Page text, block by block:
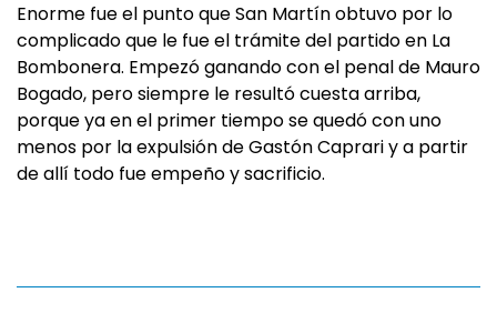
Enorme fue el punto que San Martín obtuvo por lo
complicado que le fue el trámite del partido en La
Bombonera. Empezó ganando con el penal de Mauro
Bogado, pero siempre le resultó cuesta arriba,
porque ya en el primer tiempo se quedó con uno
menos por la expulsión de Gastón Caprari y a partir
de allí todo fue empeño y sacrificio.